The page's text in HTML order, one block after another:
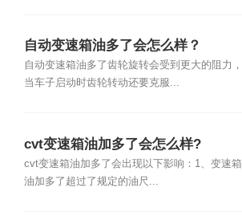
自动变速箱油多了会怎么样？
自动变速箱油多了齿轮旋转会受到更大的阻力，
当车子启动时齿轮转动还要克服...
cvt变速箱油加多了会怎么样?
cvt变速箱油加多了会出现以下影响：1、变速箱
油加多了超过了规定的油尺...